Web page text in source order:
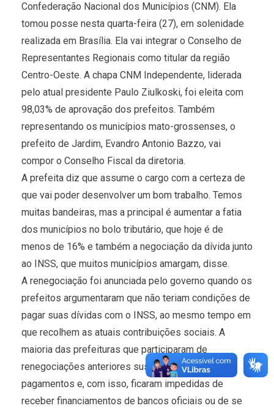
Confederação Nacional dos Municípios (CNM). Ela
tomou posse nesta quarta-feira (27), em solenidade
realizada em Brasília. Ela vai integrar o Conselho de
Representantes Regionais como titular da região
Centro-Oeste. A chapa CNM Independente, liderada
pelo atual presidente Paulo Ziulkoski, foi eleita com
98,03% de aprovação dos prefeitos. Também
representando os municípios mato-grossenses, o
prefeito de Jardim, Evandro Antonio Bazzo, vai
compor o Conselho Fiscal da diretoria.
A prefeita diz que assume o cargo com a certeza de
que vai poder desenvolver um bom trabalho. Temos
muitas bandeiras, mas a principal é aumentar a fatia
dos municípios no bolo tributário, que hoje é de
menos de 16% e também a negociação da dívida junto
ao INSS, que muitos municípios amargam, disse.
A renegociação foi anunciada pelo governo quando os
prefeitos argumentaram que não teriam condições de
pagar suas dívidas com o INSS, ao mesmo tempo em
que recolhem as atuais contribuições sociais. A
maioria das prefeituras que participaram de
renegociações anteriores suspenderam seus
pagamentos e, com isso, ficaram impedidas de
receber financiamentos de bancos oficiais ou de se